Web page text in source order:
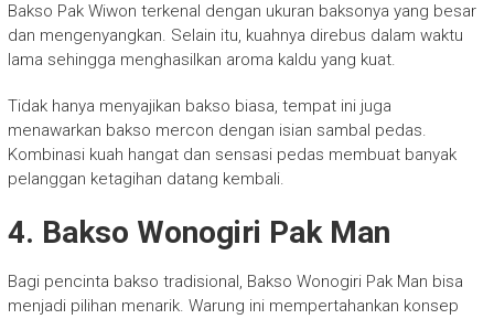
Bakso Pak Wiwon terkenal dengan ukuran baksonya yang besar
dan mengenyangkan. Selain itu, kuahnya direbus dalam waktu
lama sehingga menghasilkan aroma kaldu yang kuat.
Tidak hanya menyajikan bakso biasa, tempat ini juga
menawarkan bakso mercon dengan isian sambal pedas.
Kombinasi kuah hangat dan sensasi pedas membuat banyak
pelanggan ketagihan datang kembali.
4. Bakso Wonogiri Pak Man
Bagi pencinta bakso tradisional, Bakso Wonogiri Pak Man bisa
menjadi pilihan menarik. Warung ini mempertahankan konsep